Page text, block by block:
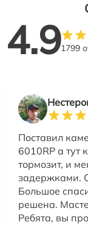
4.91799
Поставил
6010RP а тут
тормозит, и
задержками.
Большое
решена.
Ребята, вы